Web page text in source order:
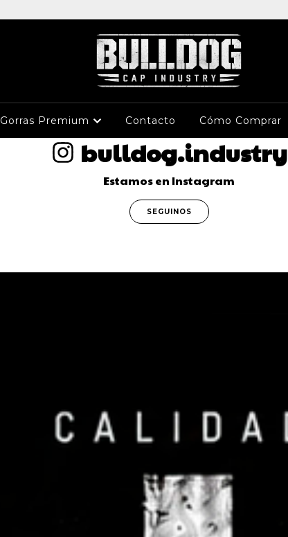
Gorras Premium Contacto Cómo Comprar
bulldog.industry
Estamos en Instagram
SEGUINOS